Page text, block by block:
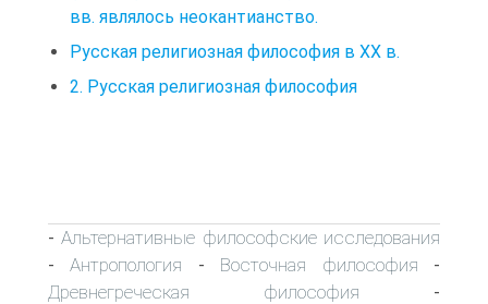
вв. являлось неокантианство.
Русская религиозная философия в ХХ в.
2. Русская религиозная философия
-Альтернативные философские исследования
-Антропология - Восточная философия -
Древнегреческая философия -